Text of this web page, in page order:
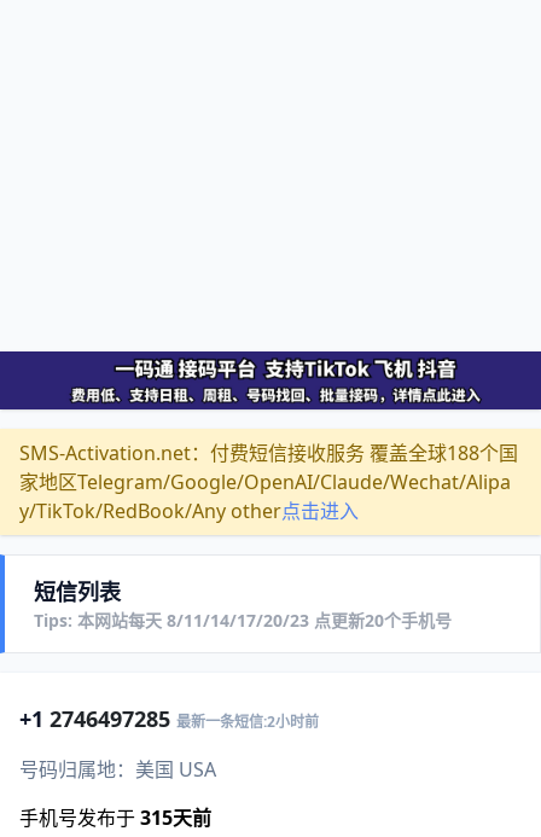
SMS-Activation.net：付费短信接收服务 覆盖全球188个国
家地区Telegram/Google/OpenAI/Claude/Wechat/Alipa
y/TikTok/RedBook/Any other点击进入
短信列表
Tips: 本网站每天 8/11/14/17/20/23 点更新20个手机号
+1 2746497285 最新一条短信:2小时前
号码归属地：美国 USA
手机号发布于315天前